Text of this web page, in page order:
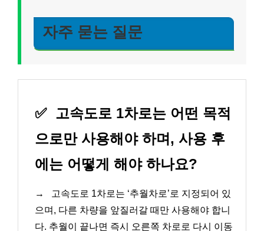
자주 묻는 질문
✅ 고속도로 1차로는 어떤 목적
으로만 사용해야 하며, 사용 후
에는 어떻게 해야 하나요?
→
고속도로 1차로는 ‘추월차로’로 지정되어 있
으며, 다른 차량을 앞질러갈 때만 사용해야 합니
다. 추월이 끝나면 즉시 오른쪽 차로로 다시 이동